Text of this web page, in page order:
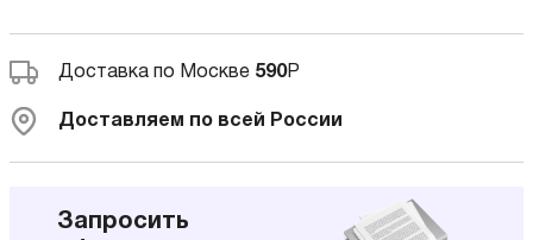
Доставка по Москве 590Р
Доставляем по всей России
Запросить